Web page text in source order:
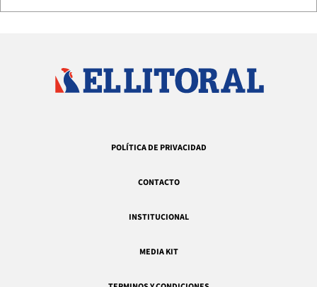
POLÍTICA DE PRIVACIDAD
CONTACTO
INSTITUCIONAL
MEDIA KIT